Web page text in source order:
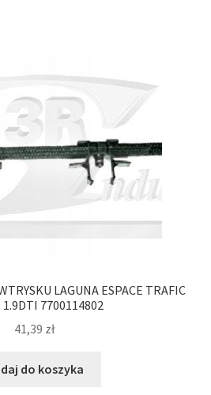
LAGUNA ESPACE TRAFIC
7700114802
41,39 zł
do koszyka